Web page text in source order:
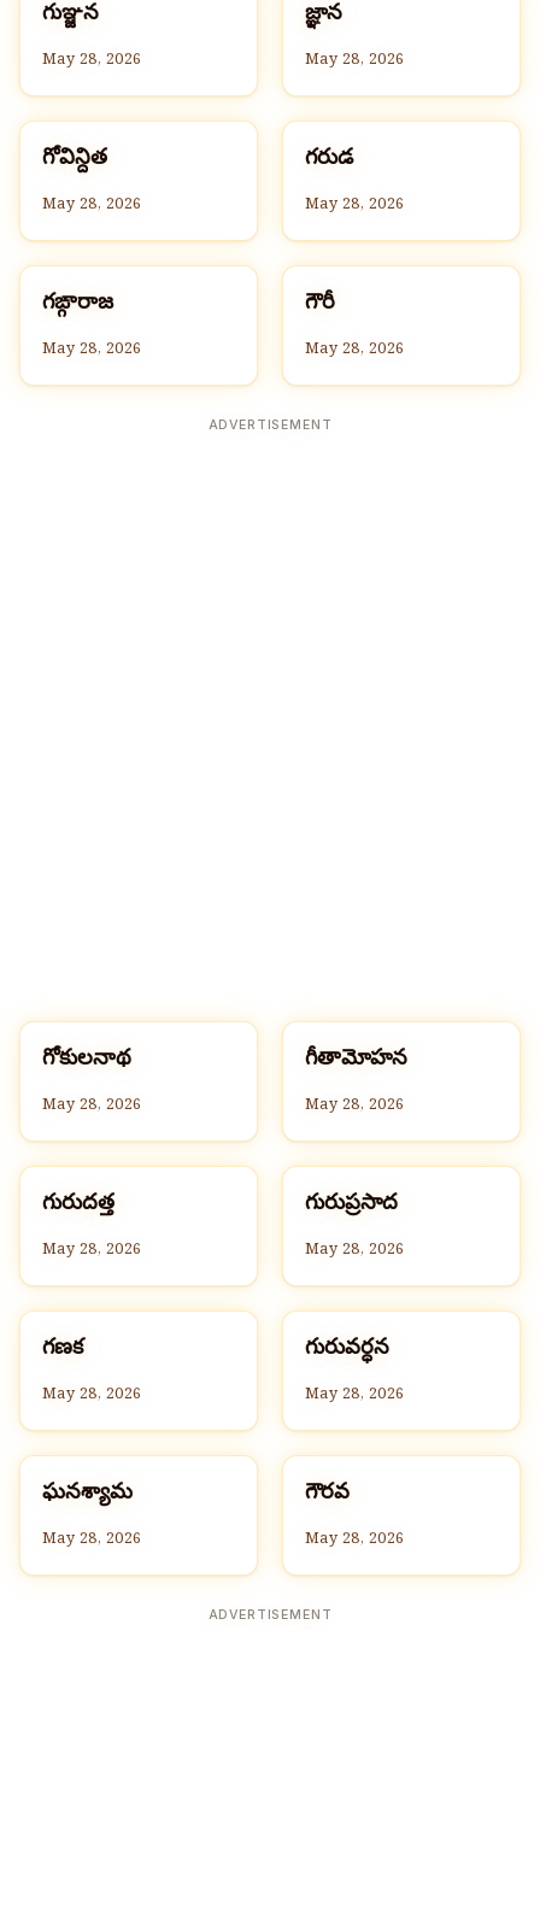
Gగ
గుఞ్జన
May 28, 2026
Gజ
జ్ఞాన
May 28, 2026
Gగ
గోవిన్దిత
May 28, 2026
Gగ
గరుడ
May 28, 2026
Gగ
గఙ్గారాజ
May 28, 2026
Gగ
గౌరీ
May 28, 2026
ADVERTISEMENT
Gగ
గోకులనాథ
May 28, 2026
Gగ
గీతామోహన
May 28, 2026
Gగ
గురుదత్త
May 28, 2026
Gగ
గురుప్రసాద
May 28, 2026
Gగ
గణక
May 28, 2026
Gగ
గురువర్ధన
May 28, 2026
G
ఘ
ఘనశ్యామ
May 28, 2026
Gగ
గౌరవ
May 28, 2026
ADVERTISEMENT